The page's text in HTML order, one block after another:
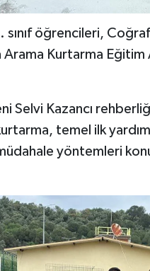
sınıf öğrencileri,
Arama Kurtarma Eğitim
Selvi Kazancı
temel ilk
yöntemleri